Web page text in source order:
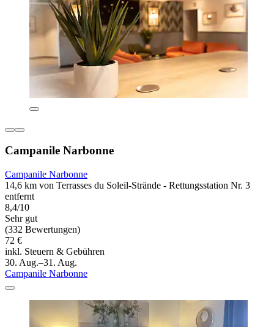
Campanile Narbonne
Campanile Narbonne
14,6 km von Terrasses du Soleil-Strände - Rettungsstation Nr. 3
entfernt
8,4/10
Sehr gut
(332 Bewertungen)
72 €
inkl. Steuern & Gebühren
30. Aug.–31. Aug.
Campanile Narbonne